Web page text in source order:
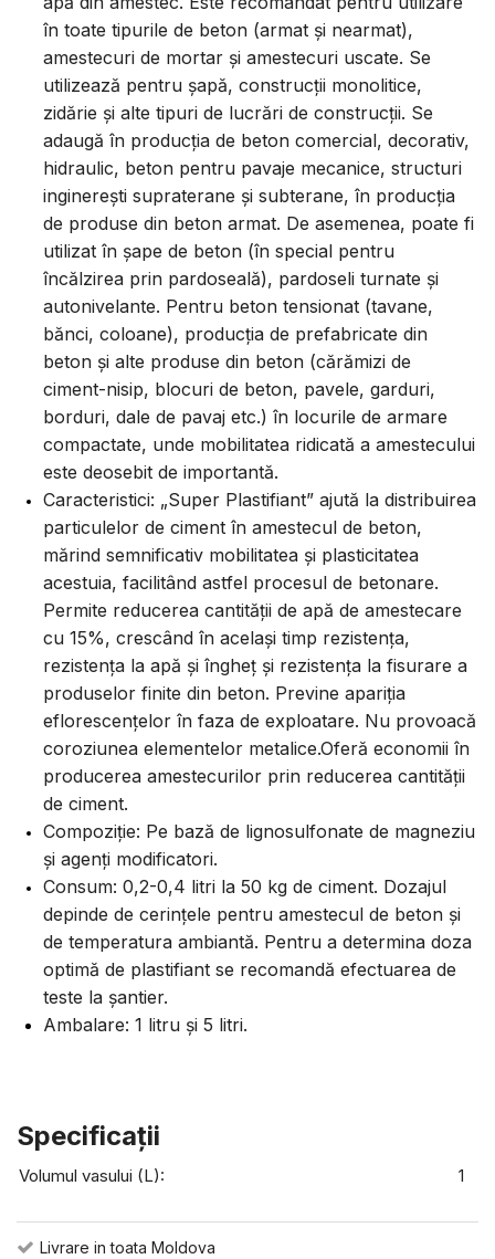
în toate tipurile de beton (armat și nearmat),
amestecuri de mortar și amestecuri uscate. Se
utilizează pentru șapă, construcții monolitice,
zidărie și alte tipuri de lucrări de construcții. Se
adaugă în producția de beton comercial, decorativ,
hidraulic, beton pentru pavaje mecanice, structuri
inginerești supraterane și subterane, în producția
de produse din beton armat. De asemenea, poate fi
utilizat în șape de beton (în special pentru
încălzirea prin pardoseală), pardoseli turnate și
autonivelante. Pentru beton tensionat (tavane,
bănci, coloane), producția de prefabricate din
beton și alte produse din beton (cărămizi de
ciment-nisip, blocuri de beton, pavele, garduri,
borduri, dale de pavaj etc.) în locurile de armare
compactate, unde mobilitatea ridicată a amestecului
este deosebit de importantă.
Caracteristici: „Super Plastifiant” ajută la distribuirea
particulelor de ciment în amestecul de beton,
mărind semnificativ mobilitatea și plasticitatea
acestuia, facilitând astfel procesul de betonare.
Permite reducerea cantității de apă de amestecare
cu 15%, crescând în același timp rezistența,
rezistența la apă și îngheț și rezistența la fisurare a
produselor finite din beton. Previne apariția
eflorescențelor în faza de exploatare. Nu provoacă
coroziunea elementelor metalice.Oferă economii în
producerea amestecurilor prin reducerea cantității
de ciment.
Compoziție: Pe bază de lignosulfonate de magneziu
și agenți modificatori.
Consum: 0,2-0,4 litri la 50 kg de ciment. Dozajul
depinde de cerințele pentru amestecul de beton și
de temperatura ambiantă. Pentru a determina doza
optimă de plastifiant se recomandă efectuarea de
teste la șantier.
Ambalare: 1 litru și 5 litri.
Specificaţii
Volumul vasului (L): 1
Livrare in toata Moldova